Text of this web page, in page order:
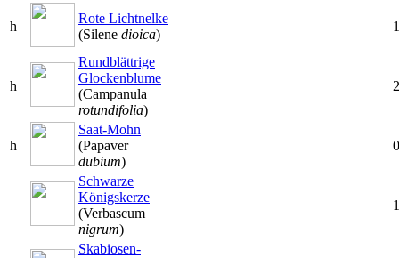
h
Rote Lichtnelke
(Silene dioica)
1
h
Rundblättrige
Glockenblume
(Campanula
rotundifolia)
2
h
Saat-Mohn
(Papaver
dubium)
0
Schwarze
Königskerze
(Verbascum
nigrum)
1
Skabiosen-